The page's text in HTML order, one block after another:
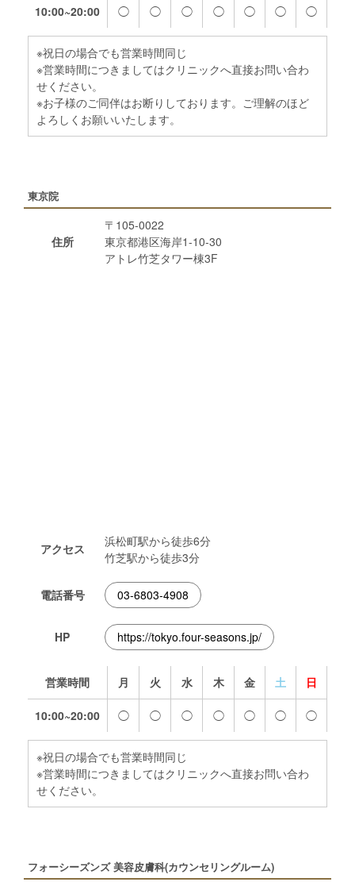
10:00~20:00 ◯ ◯ ◯ ◯ ◯ ◯ ◯
※祝日の場合でも営業時間同じ
※営業時間につきましてはクリニックへ直接お問い合わ
せください。
※お子様のご同伴はお断りしております。ご理解のほど
よろしくお願いいたします。
東京院
住所
〒105-0022
東京都港区海岸1-10-30
アトレ竹芝タワー棟3F
アクセス
浜松町駅から徒歩6分
竹芝駅から徒歩3分
電話番号 03-6803-4908
HP https://tokyo.four-seasons.jp/
営業時間 月 火 水 木 金 土 日
10:00~20:00 ◯ ◯ ◯ ◯ ◯ ◯ ◯
※祝日の場合でも営業時間同じ
※営業時間につきましてはクリニックへ直接お問い合わ
せください。
フォーシーズンズ 美容皮膚科(カウンセリングルーム)